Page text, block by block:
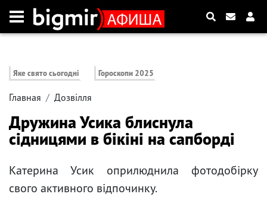
Яке свято сьогодні Гороскопи 2025
Главная Дозвілля
Дружина Усика блиснула
сідницями в бікіні на сапборді
Катерина Усик оприлюднила фотодобірку
свого активного відпочинку.